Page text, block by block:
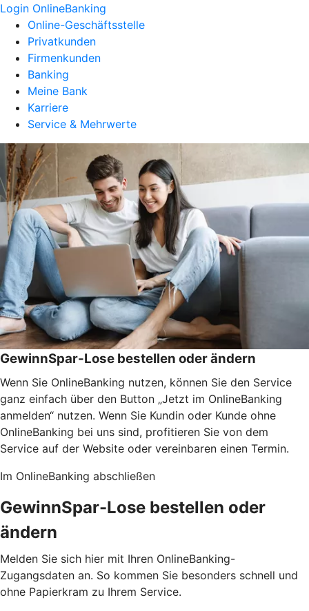
Login OnlineBanking
Online-Geschäftsstelle
Privatkunden
Firmenkunden
Banking
Meine Bank
Karriere
Service & Mehrwerte
GewinnSpar-Lose bestellen oder ändern
Wenn Sie OnlineBanking nutzen, können Sie den Service
ganz einfach über den Button „Jetzt im OnlineBanking
anmelden“ nutzen. Wenn Sie Kundin oder Kunde ohne
OnlineBanking bei uns sind, profitieren Sie von dem
Service auf der Website oder vereinbaren einen Termin.
Im OnlineBanking abschließen
GewinnSpar-Lose bestellen oder
ändern
Melden Sie sich hier mit Ihren OnlineBanking-
Zugangsdaten an. So kommen Sie besonders schnell und
ohne Papierkram zu Ihrem Service.